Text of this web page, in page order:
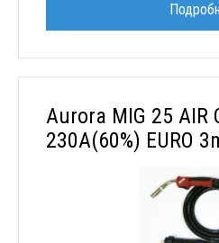
Aurora MIG 25 AIR
230A(60%) EURO